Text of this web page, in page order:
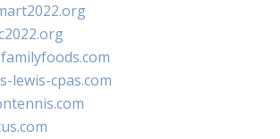
lewis-cpas.com